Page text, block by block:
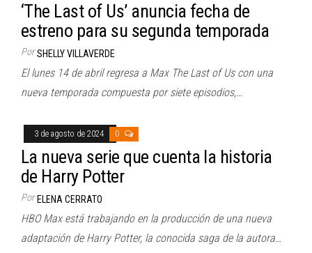
‘The Last of Us’ anuncia fecha de
estreno para su segunda temporada
Por SHELLY VILLAVERDE
El lunes 14 de abril regresa a Max The Last of Us con una
nueva temporada compuesta por siete episodios,…
3 de agosto de 2024 0
La nueva serie que cuenta la historia
de Harry Potter
Por ELENA CERRATO
HBO Max está trabajando en la producción de una nueva
adaptación de Harry Potter, la conocida saga de la autora…